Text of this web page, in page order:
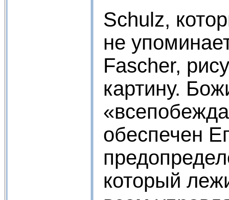
Schulz,
не
Fascher,
картину.
обеспечен
который